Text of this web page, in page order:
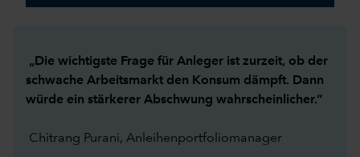
„Die wichtigste Frage für Anleger ist zurzeit, ob der
schwache Arbeitsmarkt den Konsum dämpft. Dann
würde ein stärkerer Abschwung wahrscheinlicher.“
Chitrang Purani, Anleihenportfoliomanager